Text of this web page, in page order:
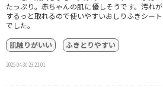
たっぷり。赤ちゃんの肌に優しそうです。汚れが
するっと取れるので使いやすいおしりふきシート
でした。
肌触りがいい
ふきとりやすい
2025.04.30 23:21:01